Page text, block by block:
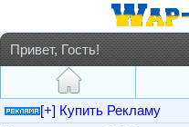
Привет, Гость!
[+] Купить Рекламу